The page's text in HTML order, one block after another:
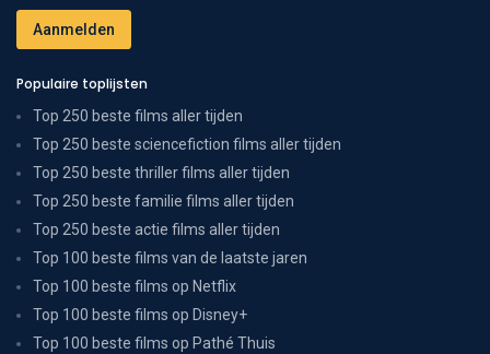
Populaire toplijsten
Top 250 beste films aller tijden
Top 250 beste sciencefiction films aller tijden
Top 250 beste thriller films aller tijden
Top 250 beste familie films aller tijden
Top 250 beste actie films aller tijden
Top 100 beste films van de laatste jaren
Top 100 beste films op Netflix
Top 100 beste films op Disney+
Top 100 beste films op Pathé Thuis